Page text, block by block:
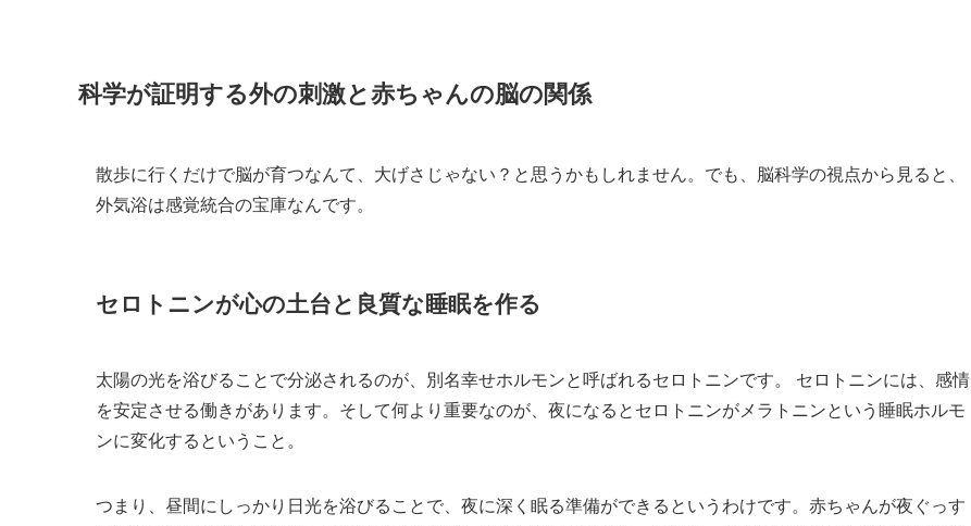
科学が証明する外の刺激と赤ちゃんの脳の関係
散歩に行くだけで脳が育つなんて、大げさじゃない？と思うかもしれません。でも、脳科学の視点から見ると、
外気浴は感覚統合の宝庫なんです。
セロトニンが心の土台と良質な睡眠を作る
太陽の光を浴びることで分泌されるのが、別名幸せホルモンと呼ばれるセロトニンです。 セロトニンには、感情
を安定させる働きがあります。そして何より重要なのが、夜になるとセロトニンがメラトニンという睡眠ホルモ
ンに変化するということ。
つまり、昼間にしっかり日光を浴びることで、夜に深く眠る準備ができるというわけです。赤ちゃんが夜ぐっす